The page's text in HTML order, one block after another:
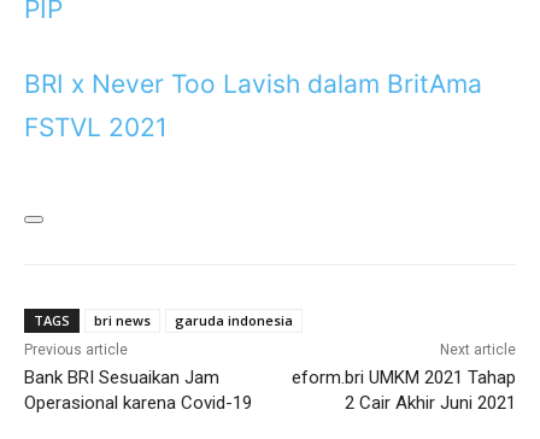
PIP
BRI x Never Too Lavish dalam BritAma
FSTVL 2021
TAGS bri news garuda indonesia
Previous article
Bank BRI Sesuaikan Jam
Operasional karena Covid-19
Next article
eform.bri UMKM 2021 Tahap
2 Cair Akhir Juni 2021